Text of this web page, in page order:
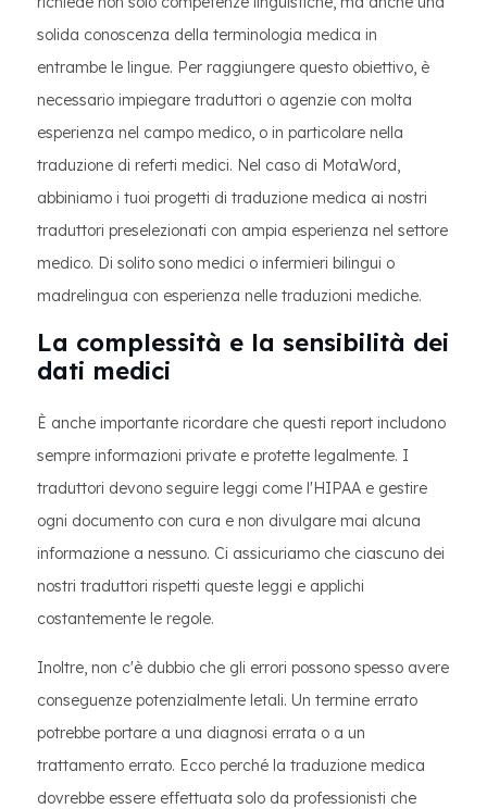
solida conoscenza della terminologia medica in
entrambe le lingue. Per raggiungere questo obiettivo, è
necessario impiegare traduttori o agenzie con molta
esperienza nel campo medico, o in particolare nella
traduzione di referti medici. Nel caso di MotaWord,
abbiniamo i tuoi progetti di traduzione medica ai nostri
traduttori preselezionati con ampia esperienza nel settore
medico. Di solito sono medici o infermieri bilingui o
madrelingua con esperienza nelle traduzioni mediche.
La complessità e la sensibilità dei
dati medici
È anche importante ricordare che questi report includono
sempre informazioni private e protette legalmente. I
traduttori devono seguire leggi come l'HIPAA e gestire
ogni documento con cura e non divulgare mai alcuna
informazione a nessuno. Ci assicuriamo che ciascuno dei
nostri traduttori rispetti queste leggi e applichi
costantemente le regole.
Inoltre, non c'è dubbio che gli errori possono spesso avere
conseguenze potenzialmente letali. Un termine errato
potrebbe portare a una diagnosi errata o a un
trattamento errato. Ecco perché la traduzione medica
dovrebbe essere effettuata solo da professionisti che